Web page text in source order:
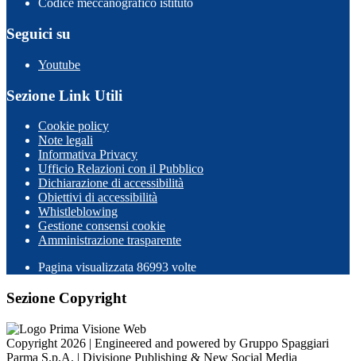
Codice meccanografico istituto
Seguici su
Youtube
Sezione Link Utili
Cookie policy
Note legali
Informativa Privacy
Ufficio Relazioni con il Pubblico
Dichiarazione di accessibilità
Obiettivi di accessibilità
Whistleblowing
Gestione consensi cookie
Amministrazione trasparente
Pagina visualizzata 86993 volte
Sezione Copyright
Copyright 2026 | Engineered and powered by Gruppo Spaggiari
Parma S.p.A. | Divisione Publishing & New Social Media